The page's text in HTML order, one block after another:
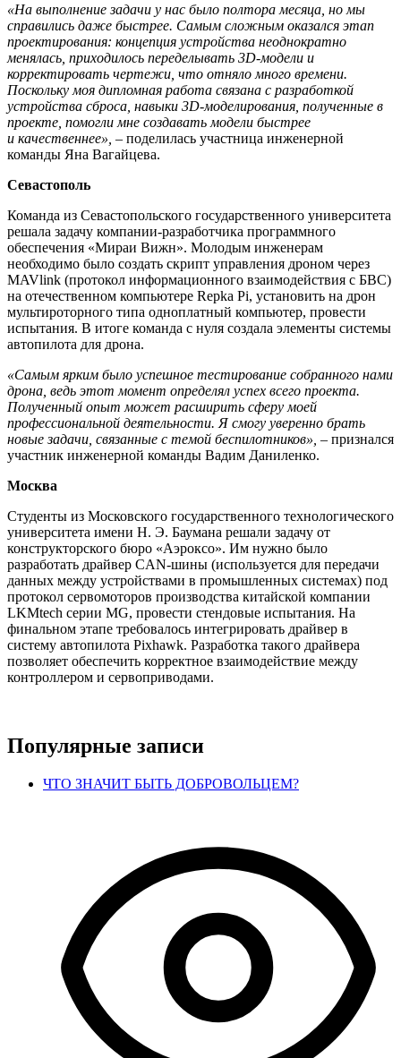
«На выполнение задачи у нас было полтора месяца, но мы
справились даже быстрее. Самым сложным оказался этап
проектирования: концепция устройства неоднократно
менялась, приходилось переделывать 3D-модели и
корректировать чертежи, что отняло много времени.
Поскольку моя дипломная работа связана с разработкой
устройства сброса, навыки 3D-моделирования, полученные в
проекте, помогли мне создавать модели быстрее
и качественнее», – поделилась участница инженерной
команды Яна Вагайцева.
Севастополь
Команда из Севастопольского государственного университета
решала задачу компании-разработчика программного
обеспечения «Мираи Вижн». Молодым инженерам
необходимо было создать скрипт управления дроном через
MAVlink (протокол информационного взаимодействия с БВС)
на отечественном компьютере Repka Pi, установить на дрон
мультироторного типа одноплатный компьютер, провести
испытания. В итоге команда с нуля создала элементы системы
автопилота для дрона.
«Самым ярким было успешное тестирование собранного нами
дрона, ведь этот момент определял успех всего проекта.
Полученный опыт может расширить сферу моей
профессиональной деятельности. Я смогу уверенно брать
новые задачи, связанные с темой беспилотников», – признался
участник инженерной команды Вадим Даниленко.
Москва
Студенты из Московского государственного технологического
университета имени Н. Э. Баумана решали задачу от
конструкторского бюро «Аэроксо». Им нужно было
разработать драйвер CAN-шины (используется для передачи
данных между устройствами в промышленных системах) под
протокол сервомоторов производства китайской компании
LKMtech серии MG, провести стендовые испытания. На
финальном этапе требовалось интегрировать драйвер в
систему автопилота Pixhawk. Разработка такого драйвера
позволяет обеспечить корректное взаимодействие между
контроллером и сервоприводами.
Популярные записи
ЧТО ЗНАЧИТ БЫТЬ ДОБРОВОЛЬЦЕМ?